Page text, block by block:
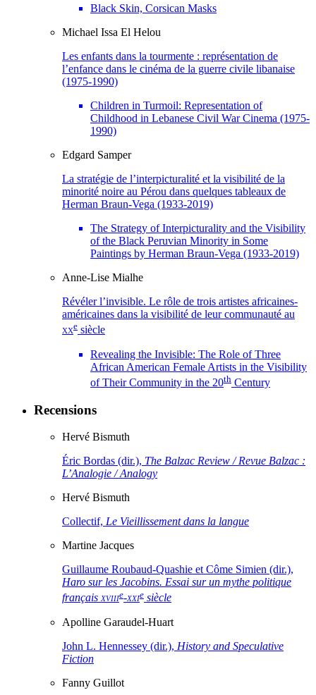
Black Skin, Corsican Masks
Michael Issa El Helou
Les enfants dans la tourmente : représentation de
l’enfance dans le cinéma de la guerre civile libanaise
(1975-1990)
Children in Turmoil: Representation of
Childhood in Lebanese Civil War Cinema (1975-
1990)
Edgard Samper
La stratégie de l’interpicturalité et la visibilité de la
minorité noire au Pérou dans quelques tableaux de
Herman Braun-Vega (1933-2019)
The Strategy of Interpicturality and the Visibility
of the Black Peruvian Minority in Some
Paintings by Herman Braun-Vega (1933-2019)
Anne-Lise Mialhe
Révéler l’invisible. Le rôle de trois artistes africaines-
américaines dans la visibilité de leur communauté au
xxe siècle
Revealing the Invisible: The Role of Three
African American Female Artists in the Visibility
of Their Community in the 20th Century
Recensions
Hervé Bismuth
Éric Bordas (dir.), The Balzac Review / Revue Balzac :
L’Analogie / Analogy
Hervé Bismuth
Collectif, Le Vieillissement dans la langue
Martine Jacques
Guillaume Roubaud-Quashie et Côme Simien (dir.),
Haro sur les Jacobins. Essai sur un mythe politique
françaisxviiie-xxie siècle
Apolline Garaudel-Huart
John L. Hennessey (dir.), History and Speculative
Fiction
Fanny Guillot